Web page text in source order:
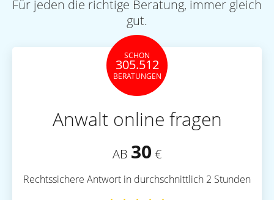
Für jeden die richtige Beratung, immer gleich
gut.
SCHON
305.512
BERATUNGEN
Anwalt online fragen
AB 30 €
Rechtssichere Antwort in durchschnittlich 2 Stunden